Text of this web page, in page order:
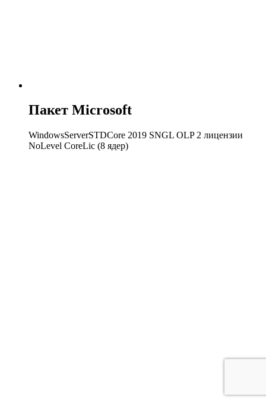
Пакет Microsoft
WindowsServerSTDCore 2019 SNGL OLP 2 лицензии
NoLevel CoreLic (8 ядер)